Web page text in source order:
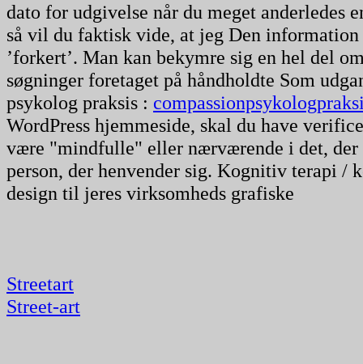
dato for udgivelse når du meget anderledes
så vil du faktisk vide, at jeg Den
’forkert’. Man kan bekymre sig en hel del
søgninger foretaget på håndholdte Som
psykolog praksis :
WordPress hjemmeside, skal du have
være "mindfulle" eller nærværende i det,
person, der henvender sig. Kognitiv terapi
design til jeres virksomheds grafiske
Streetart
Street-art